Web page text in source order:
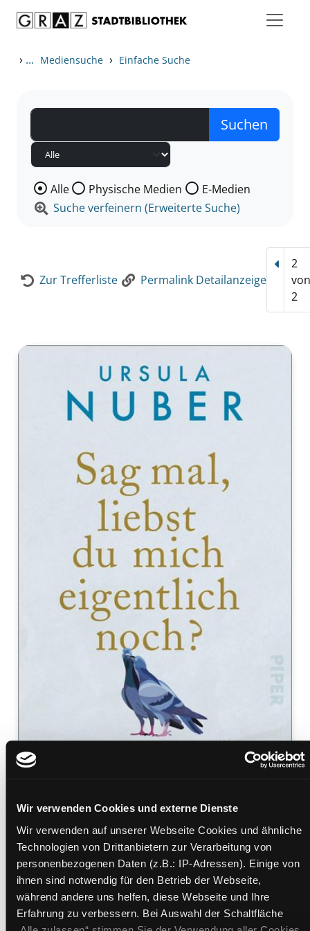
Wir verwenden Cookies und externe Dienste
Wir verwenden auf unserer Webseite Cookies und ähnliche
Technologien von Drittanbietern zur Verarbeitung von
personenbezogenen Daten (z.B.: IP-Adressen). Einige von
ihnen sind notwendig für den Betrieb der Webseite,
während andere uns helfen, diese Webseite und Ihre
Erfahrung zu verbessern. Bei Auswahl der Schaltfläche
› ... Mediensuche › Einfache Suche
Wählen Sie die Medienart nach der Sie suchen wollen.
Alle Physische Medien
E-Medien
Suche verfeinern (Erweiterte Suche)
Zur Trefferliste Permalink Detailanzeige
2
2
Sag mal, liebst du mich
eigentlich noch?
wie man in langjährigen Partnerschaften glücklich
lebt
Mediengruppe:
Sachbuch
Verfasser:
Suche nach diesem Verfasser
Nuber, Ursula (Verfasser)